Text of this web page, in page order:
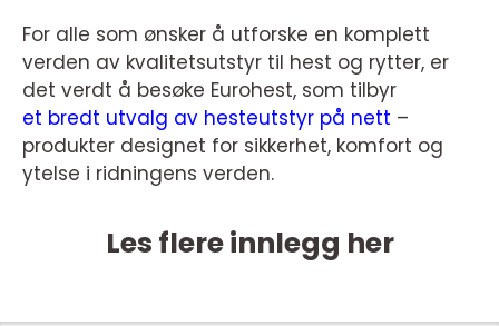
For alle som ønsker å utforske en komplett
verden av kvalitetsutstyr til hest og rytter, er
det verdt å besøke Eurohest, som tilbyr
et bredt utvalg av hesteutstyr på nett –
produkter designet for sikkerhet, komfort og
ytelse i ridningens verden.
Les flere innlegg her